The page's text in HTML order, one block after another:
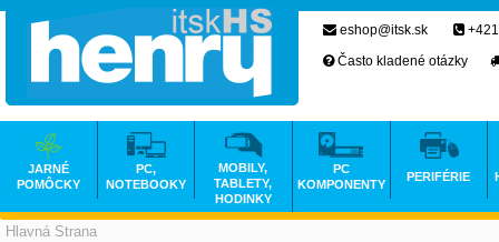
Hlavná Strana
eshop@itsk.sk
Často kladené otázky
JARNÉ
POMÔCKY
PC,
NOTEBOOKY
MOBILY,
TABLETY,
HODINKY
PC
KOMPONENTY
PERIFÉRIE